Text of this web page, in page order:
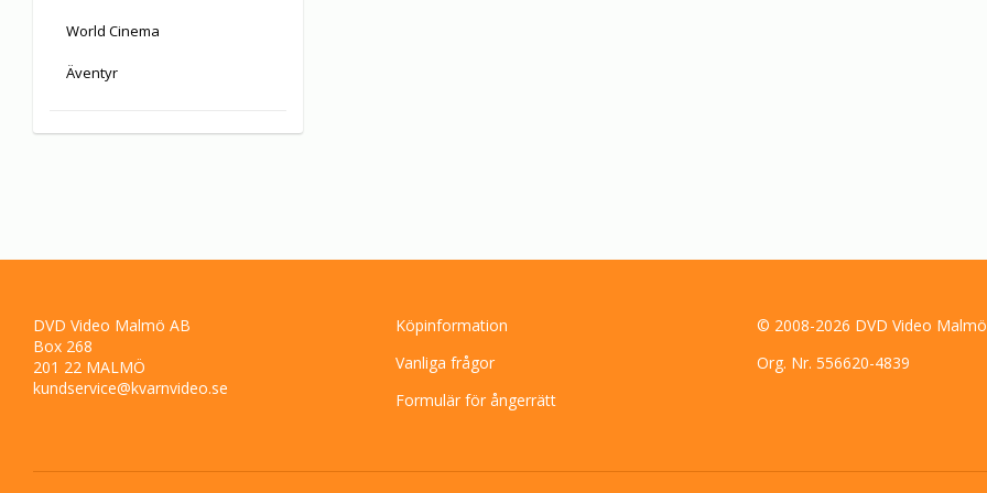
World Cinema
Äventyr
DVD Video Malmö AB
Box 268
201 22 MALMÖ
kundservice@kvarnvideo.se
Köpinformation
Vanliga frågor
Formulär för ångerrätt
© 2008-2026 DVD Video
Org. Nr. 556620-4839